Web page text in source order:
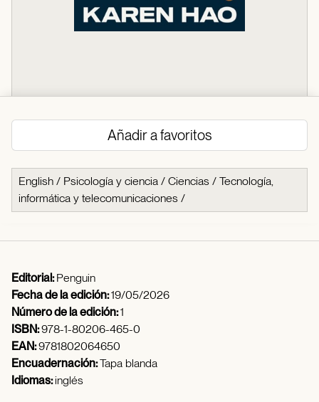
Añadir a favoritos
English / Psicología y ciencia / Ciencias / Tecnología,
informática y telecomunicaciones /
Editorial:Penguin
Fecha de la edición:19/05/2026
Número de la edición:1
ISBN:978-1-80206-465-0
EAN:9781802064650
Encuadernación:Tapa blanda
Idiomas:inglés